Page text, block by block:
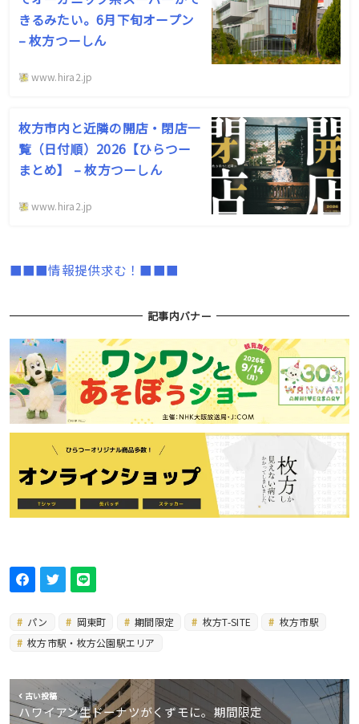
きるみたい。6月下旬オープン
– 枚方つーしん
www.hira2.jp
枚方市内と近隣の開店・閉店一
覧（日付順）2026【ひらつー
まとめ】 – 枚方つーしん
www.hira2.jp
■■■情報提供求む！■■■
記事内バナー
パン 岡東町 期間限定 枚方T-SITE
枚方市駅
枚方市駅・枚方公園駅エリア
古い投稿
ハワイアン生ドーナツがくずモに。期間限定